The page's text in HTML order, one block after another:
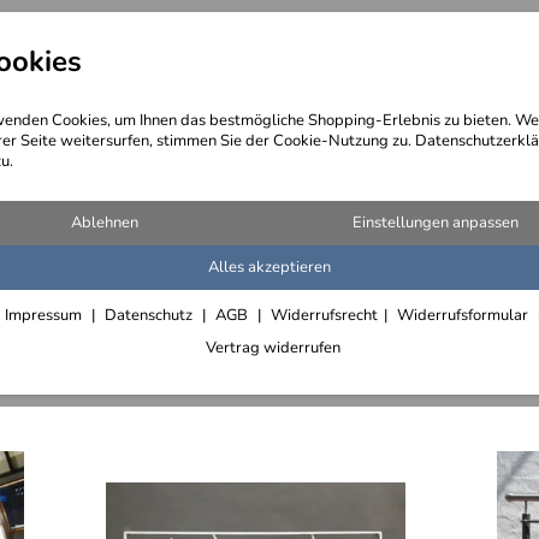
Cookies, um Ihnen das bestmögliche Shopping-Erlebnis zu bieten.
Seite weitersurfen, stimmen Sie der Cookie-Nutzung zu.
Ablehnen Einstellungen anpassen
Alles akzeptieren
Impressum Datenschutz AGB Widerrufsrecht
Widerrufsformular
Vertrag widerrufen
Wegebeschreibung @